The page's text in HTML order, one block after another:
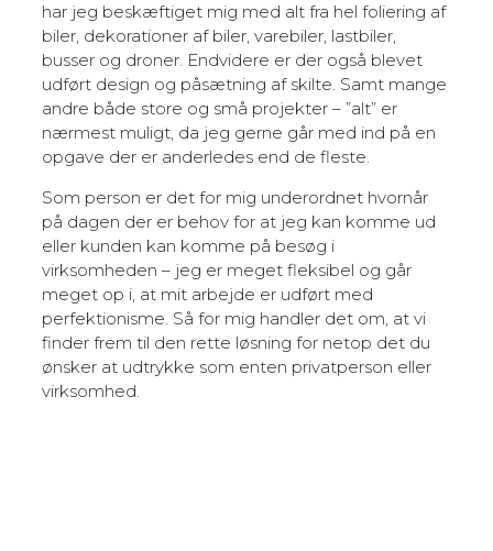
har jeg beskæftiget mig med alt fra hel foliering af
biler, dekorationer af biler, varebiler, lastbiler,
busser og droner. Endvidere er der også blevet
udført design og påsætning af skilte. Samt mange
andre både store og små projekter – ”alt” er
nærmest muligt, da jeg gerne går med ind på en
opgave der er anderledes end de fleste.
Som person er det for mig underordnet hvornår
på dagen der er behov for at jeg kan komme ud
eller kunden kan komme på besøg i
virksomheden – jeg er meget fleksibel og går
meget op i, at mit arbejde er udført med
perfektionisme. Så for mig handler det om, at vi
finder frem til den rette løsning for netop det du
ønsker at udtrykke som enten privatperson eller
virksomhed.